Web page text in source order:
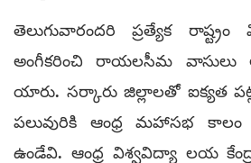
తెలుగువారందరి ప్రత్యేక రాష్ట్రం
అంగీకరించి రాయలసీమ వాసులు
యారు. సర్కారు జిల్లాలతో ఐక్యత
పలువురికి ఆంధ్ర మహాసభ
ఉండేవి. ఆంధ్ర విశ్వవిద్యా లయ